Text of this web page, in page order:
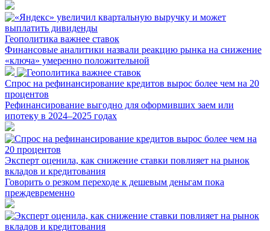
Геополитика важнее ставок
Финансовые аналитики назвали реакцию рынка на снижение
«ключа» умеренно положительной
Спрос на рефинансирование кредитов вырос более чем на 20
процентов
Рефинансирование выгодно для оформивших заем или
ипотеку в 2024–2025 годах
Эксперт оценила, как снижение ставки повлияет на рынок
вкладов и кредитования
Говорить о резком переходе к дешевым деньгам пока
преждевременно